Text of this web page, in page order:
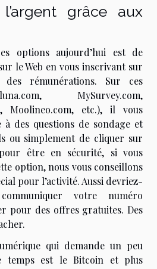
grâce aux
options aujourd’hui est de
le Web en vous inscrivant sur
rémunérations. Sur ces
MySurvey.com,
Moolineo.com, etc.), il vous
des questions de sondage et
ou simplement de cliquer sur
être en sécurité, si vous
option, nous vous conseillons
pour l’activité. Aussi devriez-
votre numéro
pour des offres gratuites. Des
qui demande un peu
temps est le Bitcoin et plus